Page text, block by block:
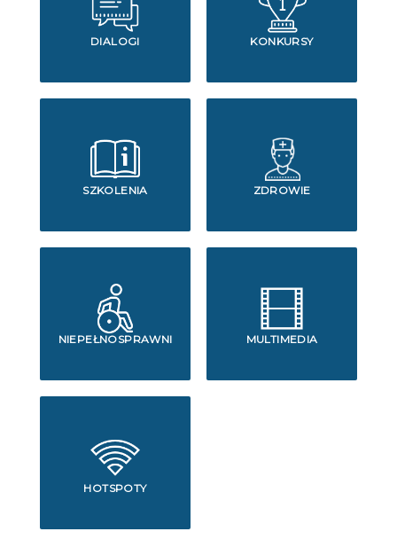
DIALOGI KONKURSY
SZKOLENIA ZDROWIE
NIEPEŁNOSPRAWNI MULTIMEDIA
HOTSPOTY